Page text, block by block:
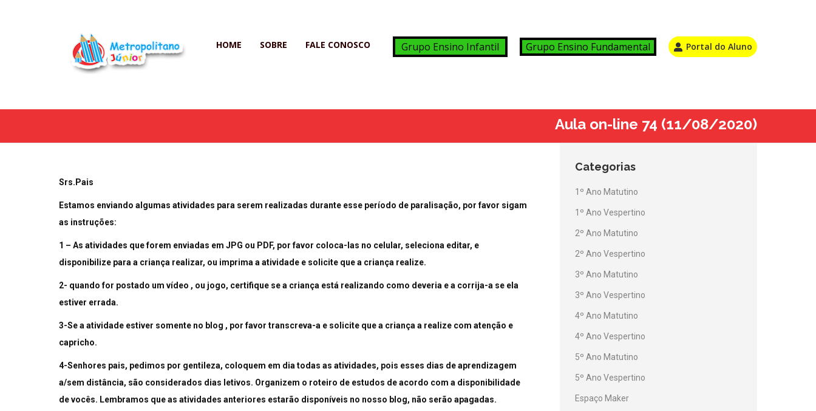
HOME SOBRE FALE CONOSCO Grupo Ensino Infantil Grupo Ensino Fundamental Portal do Aluno
Aula on-line 74 (11/08/2020)
Srs.Pais
Estamos enviando algumas atividades para serem realizadas durante esse período de paralisação, por favor sigam
as instruções:
1 – As atividades que forem enviadas em JPG ou PDF, por favor coloca-las no celular, seleciona editar, e
disponibilize para a criança realizar, ou imprima a atividade e solicite que a criança realize.
2- quando for postado um vídeo , ou jogo, certifique se a criança está realizando como deveria e a corrija-a se ela
estiver errada.
3-Se a atividade estiver somente no blog , por favor transcreva-a e solicite que a criança a realize com atenção e
capricho.
4-Senhores pais, pedimos por gentileza, coloquem em dia todas as atividades, pois esses dias de aprendizagem
a/sem distância, são considerados dias letivos. Organizem o roteiro de estudos de acordo com a disponibilidade
de vocês. Lembramos que as atividades anteriores estarão disponíveis no nosso blog, não serão apagadas.
Categorias
1º Ano Matutino
1º Ano Vespertino
2º Ano Matutino
2º Ano Vespertino
3º Ano Matutino
3º Ano Vespertino
4º Ano Matutino
4º Ano Vespertino
5º Ano Matutino
5º Ano Vespertino
Espaço Maker